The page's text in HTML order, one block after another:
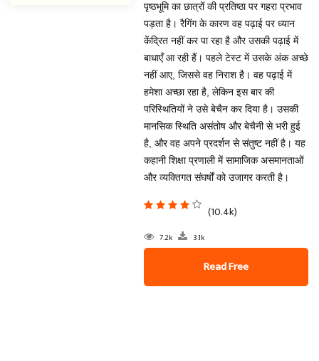
पृष्ठभूमि का छात्रों की प्रतिष्ठा पर गहरा प्रभाव
पड़ता है। रैगिंग के कारण वह पढ़ाई पर ध्यान
केंद्रित नहीं कर पा रहा है और उसकी पढ़ाई में
बाधाएँ आ रही हैं। पहले टेस्ट में उसके अंक अच्छे
नहीं आए, जिससे वह निराश है। वह पढ़ाई में
हमेशा अच्छा रहा है, लेकिन इस बार की
परिस्थितियों ने उसे बेचैन कर दिया है। उसकी
मानसिक स्थिति असंतोष और बेचैनी से भरी हुई
है, और वह अपने प्रदर्शन से संतुष्ट नहीं है। यह
कहानी शिक्षा प्रणाली में सामाजिक असमानताओं
और व्यक्तिगत संघर्षों को उजागर करती है।
(10.4k)
7.2k 3.1k
Read Free